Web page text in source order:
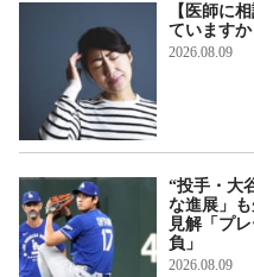
【医師に
ていますか
2026.08.09
“投手・大
な進展」
見解「プ
負」
2026.08.09